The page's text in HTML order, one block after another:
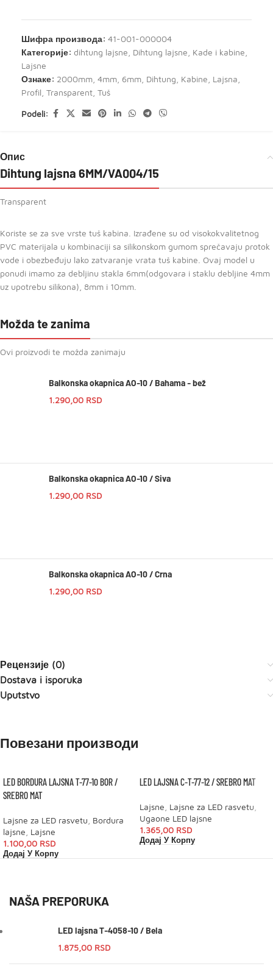
Шифра производа: 41-001-000004
Категорије: dihtung lajsne Dihtung lajsne Kade i kabine
Lajsne
Ознаке: 2000mm 4mm 6mm Dihtung Kabine Lajsna
Profil Transparent Tuš
Podeli:
Опис
Dihtung lajsna 6MM/VA004/15
Transparent
Koriste se za sve vrste tuš kabina. Izrađene su od visokokvalitetnog
PVC materijala u kombinaciji sa silikonskom gumom sprečavaju protok
vode i obezbeđuju lako zatvaranje vrata tuš kabine. Ovaj model u
ponudi imamo za debljinu stakla 6mm(odgovara i staklu debljine 4mm
uz upotrebu silikona), 8mm i 10mm.
Možda te zanima
Ovi proizvodi te možda zanimaju
Balkonska okapnica AO-10 / Bahama - bež
1.290,00 RSD
Balkonska okapnica AO-10 / Siva
1.290,00 RSD
Balkonska okapnica AO-10 / Crna
1.290,00 RSD
Рецензије (0)
Dostava i isporuka
Uputstvo
Повезани производи
LED BORDURA LAJSNA T-77-10 BOR /
SREBRO MAT
Lajsne za LED rasvetu Bordura
lajsne Lajsne
1.100,00 RSD
Додај У Корпу
LED LAJSNA C-T-77-12 / SREBRO MAT
Lajsne Lajsne za LED rasvetu
Ugaone LED lajsne
1.365,00 RSD
Додај У Корпу
NAŠA PREPORUKA
LED lajsna T-4058-10 / Bela
1.875,00 RSD